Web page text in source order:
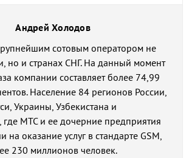
Андрей Холодов
сотовым оператором не
но и странах СНГ. На данный момент
компании составляет более 74,99
Население 84 регионов России,
Украины, Узбекистана и
где МТС и ее дочерние предприятия
на оказание услуг в стандарте GSM,
230 миллионов человек.